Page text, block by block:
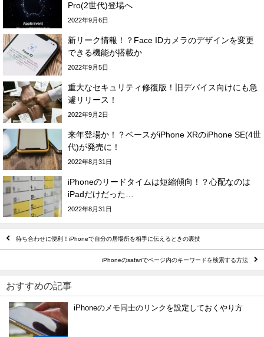
Pro(2世代)登場へ
2022年9月6日
新リーク情報！？Face IDカメラのデザインを変更
できる機能が搭載か
2022年9月5日
重大なセキュリティ修復版！旧デバイス向けにも急
遽リリース！
2022年9月2日
来年登場か！？ベースがiPhone XRのiPhone SE(4世
代)が発売に！
2022年8月31日
iPhoneのリードタイムは短縮傾向！？心配なのは
iPadだけだった…
2022年8月31日
待ち合わせに便利！iPhoneで自分の居場所を相手に伝えるときの裏技
iPhoneのsafariでページ内のキーワードを検索する方法
おすすめの記事
iPhoneのメモ同士のリンクを設定しておくやり方